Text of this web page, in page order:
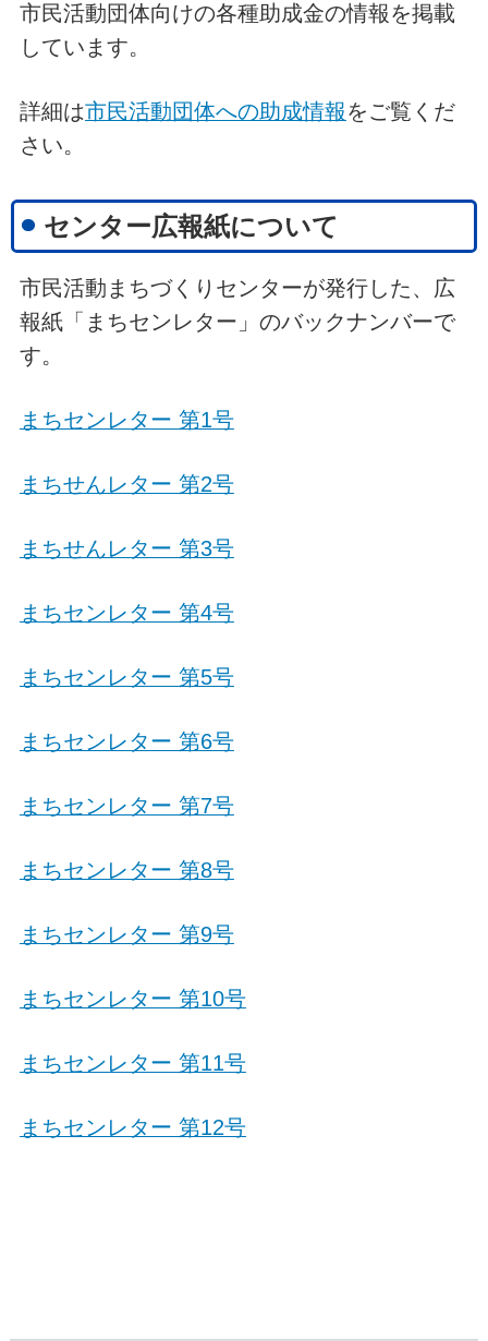
市民活動団体向けの各種助成金の情報を掲載
しています。
詳細は市民活動団体への助成情報をご覧くだ
さい。
センター広報紙について
市民活動まちづくりセンターが発行した、広
報紙「まちセンレター」のバックナンバーで
す。
まちセンレター 第1号
まちせんレター 第2号
まちせんレター 第3号
まちセンレター 第4号
まちセンレター 第5号
まちセンレター 第6号
まちセンレター 第7号
まちセンレター 第8号
まちセンレター 第9号
まちセンレター 第10号
まちセンレター 第11号
まちセンレター 第12号